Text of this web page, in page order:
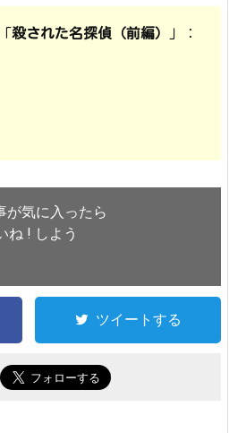
殺された名探偵（前編）
」：
が気に入ったら
ね ! しよう
ツイートする